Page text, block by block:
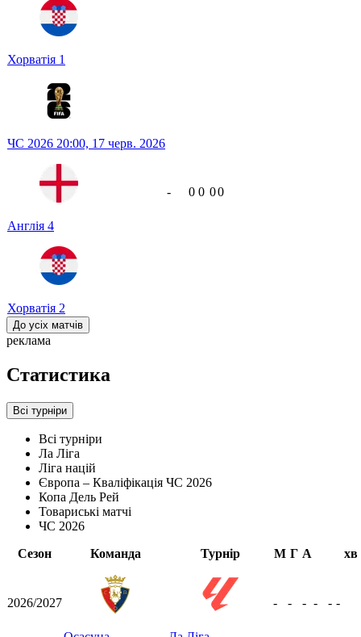
Хорватія 1
ЧС 2026 20:00, 17 черв. 2026
Англія 4
Хорватія 2
- 0 0 00
До усіх матчів
реклама
Статистика
Всі турніри
Всі турніри
Ла Ліга
Ліга націй
Європа – Кваліфікація ЧС 2026
Копа Дель Рей
Товариські матчі
ЧС 2026
Сезон
Команда Турнір М Г А хв
2026/2027 - - - - - -